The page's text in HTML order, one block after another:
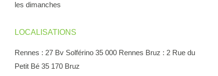
les dimanches
LOCALISATIONS
Rennes : 27 Bv Solférino 35 000 Rennes Bruz : 2 Rue du
Petit Bé 35 170 Bruz